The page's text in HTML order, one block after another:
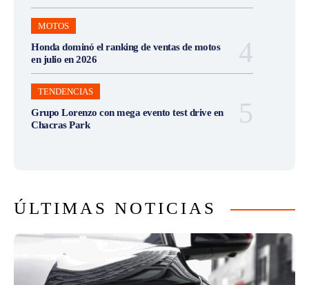
MOTOS
Honda dominó el ranking de ventas de motos
en julio en 2026
TENDENCIAS
Grupo Lorenzo con mega evento test drive en
Chacras Park
ÚLTIMAS NOTICIAS